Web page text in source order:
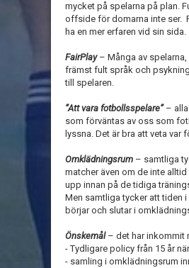
mycket på spelarna på plan.
offside för domarna inte ser.
ha en mer erfaren vid sin sida.
FairPlay– Många av spelarna,
främst fult språk och
till spelaren.
”Att vara fotbollsspelare” –
som förväntas av oss som
lyssna. Det är bra att veta var
Omklädningsrum – samtliga
matcher även om de inte
upp innan på de tidiga
Men samtliga tycker att tiden
börjar och slutar i
Önskemål– det har inkommit
- Tydligare policy från 15 år
- samling i omklädningsrum